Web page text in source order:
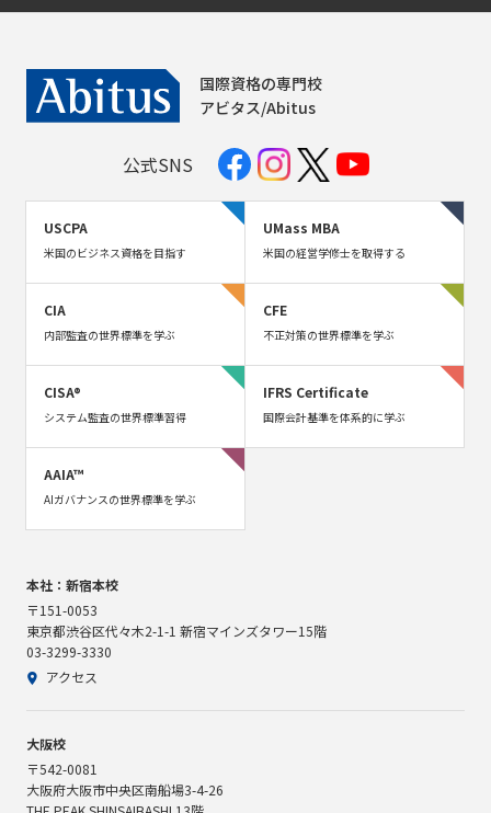
国際資格の専門校
アビタス/Abitus
公式SNS
USCPA
米国のビジネス資格を目指す
UMass MBA
米国の経営学修士を取得する
CIA
内部監査の世界標準を学ぶ
CFE
不正対策の世界標準を学ぶ
CISA®
システム監査の世界標準習得
IFRS Certificate
国際会計基準を体系的に学ぶ
AAIA™
AIガバナンスの世界標準を学ぶ
本社：新宿本校
〒151-0053
東京都渋谷区代々木2-1-1 新宿マインズタワー15階
03-3299-3330
アクセス
大阪校
〒542-0081
大阪府大阪市中央区南船場3-4-26